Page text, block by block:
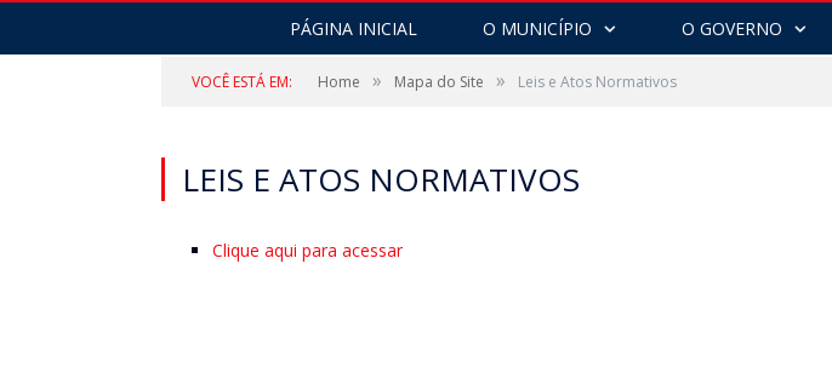
PÁGINA INICIAL O MUNICÍPIO O GOVERNO
VOCÊ ESTÁ EM: Home » Mapa do Site » Leis e Atos Normativos
LEIS E ATOS NORMATIVOS
Clique aqui para acessar